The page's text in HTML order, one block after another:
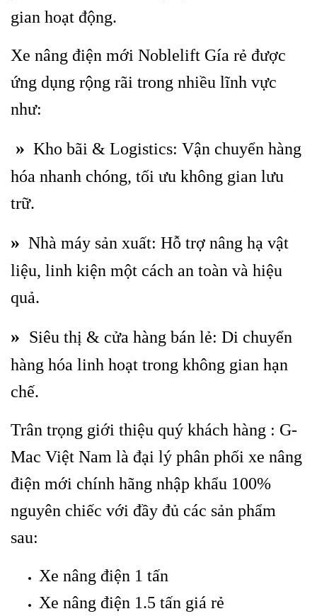
gian hoạt động.
Xe nâng điện mới Noblelift Gía rẻ được
ứng dụng rộng rãi trong nhiều lĩnh vực
như:
» Kho bãi & Logistics: Vận chuyển hàng
hóa nhanh chóng, tối ưu không gian lưu
trữ.
» Nhà máy sản xuất: Hỗ trợ nâng hạ vật
liệu, linh kiện một cách an toàn và hiệu
quả.
» Siêu thị & cửa hàng bán lẻ: Di chuyển
hàng hóa linh hoạt trong không gian hạn
chế.
Trân trọng giới thiệu quý khách hàng : G-
Mac Việt Nam là đại lý phân phối xe nâng
điện mới chính hãng nhập khẩu 100%
nguyên chiếc với đầy đủ các sản phẩm
sau:
Xe nâng điện 1 tấn
Xe nâng điện 1.5 tấn giá rẻ